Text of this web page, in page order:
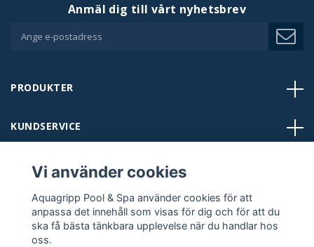
PRODUKTER
Anmäl dig till vårt nyhetsbrev
KUNDSERVICE
BUTIKER
KONTAKT
Vi använder cookies
Aquagripp Pool & Spa använder cookies för att
anpassa det innehåll som visas för dig och för att du
ska få bästa tänkbara upplevelse när du handlar hos
oss.